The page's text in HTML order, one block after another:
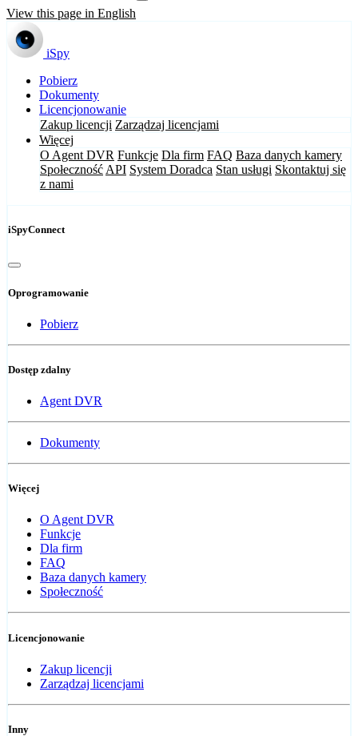
View this page in English
iSpy
Pobierz
Dokumenty
Licencjonowanie
Zakup licencji Zarządzaj licencjami
Więcej
O Agent DVR Funkcje Dla firm FAQ Baza danych kamery
Społeczność API System Doradca Stan usługi Skontaktuj się
z nami
iSpyConnect
Oprogramowanie
Pobierz
Dostęp zdalny
Agent DVR
Dokumenty
Więcej
O Agent DVR
Funkcje
Dla firm
FAQ
Baza danych kamery
Społeczność
Licencjonowanie
Zakup licencji
Zarządzaj licencjami
Inny